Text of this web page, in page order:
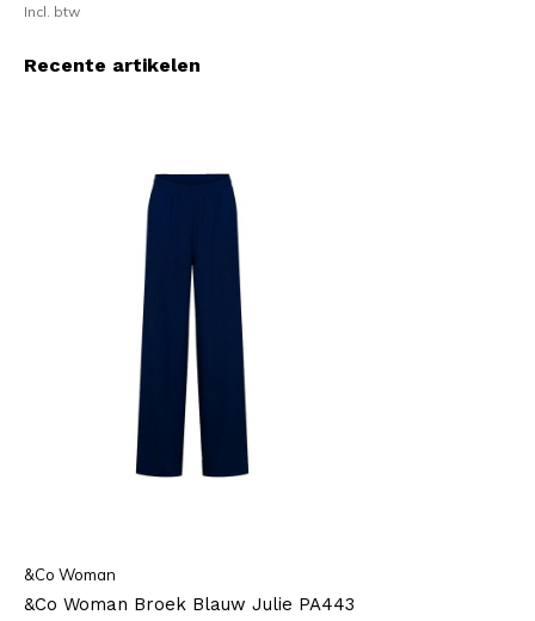
Incl. btw
Recente artikelen
&Co Woman
&Co Woman Broek Blauw Julie PA443